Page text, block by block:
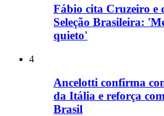
Fábio cita Cruzeiro e
Seleção Brasileira:
quieto'
4
Ancelotti confirma
da Itália e reforça
Brasil